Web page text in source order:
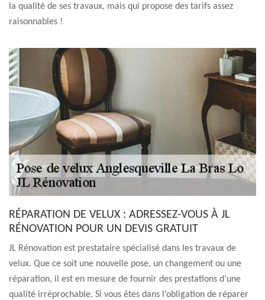
la qualité de ses travaux, mais qui propose des tarifs assez
raisonnables !
RÉPARATION DE VELUX : ADRESSEZ-VOUS À JL
RÉNOVATION POUR UN DEVIS GRATUIT
JL Rénovation est prestataire spécialisé dans les travaux de
velux. Que ce soit une nouvelle pose, un changement ou une
réparation, il est en mesure de fournir des prestations d’une
qualité irréprochable. Si vous êtes dans l’obligation de réparer